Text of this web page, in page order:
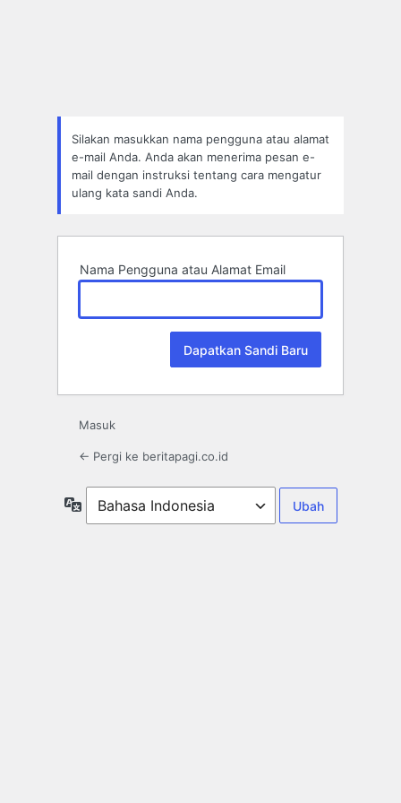
Silakan masukkan nama pengguna atau alamat
e-mail Anda. Anda akan menerima pesan e-
mail dengan instruksi tentang cara mengatur
ulang kata sandi Anda.
Nama Pengguna atau Alamat Email
Masuk
← Pergi ke beritapagi.co.id
Bahasa